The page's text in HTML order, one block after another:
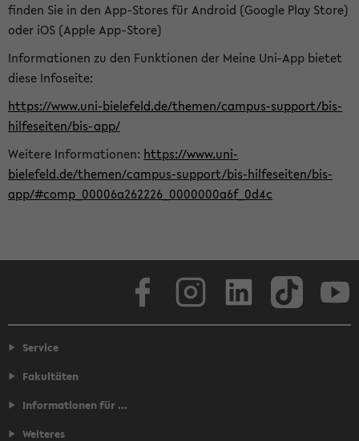
finden Sie in den App-Stores für Android (Google Play Store)
oder iOS (Apple App-Store)
Informationen zu den Funktionen der Meine Uni-App bietet
diese Infoseite:
https://www.uni-bielefeld.de/themen/campus-support/bis-
hilfeseiten/bis-app/
Weitere Informationen: https://www.uni-
bielefeld.de/themen/campus-support/bis-hilfeseiten/bis-
app/#comp_00006a262226_0000000a6f_0d4c
Service
Fakultäten
Informationen für ...
Weiteres